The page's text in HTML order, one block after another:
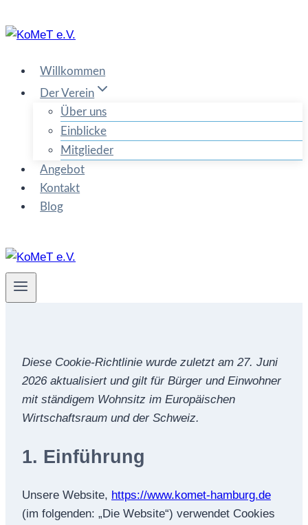
Inhalt
Willkommen
Der Verein
Über uns
Einblicke
Mitglieder
Angebot
Kontakt
Blog
Diese Cookie-Richtlinie wurde zuletzt am 27. Juni
2026 aktualisiert und gilt für Bürger und Einwohner
mit ständigem Wohnsitz im Europäischen
Wirtschaftsraum und der Schweiz.
1. Einführung
Unsere Website, https://www.komet-hamburg.de
(im folgenden: „Die Website“) verwendet Cookies